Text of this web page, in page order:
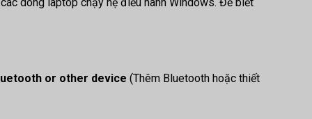
or other device (Thêm Bluetooth hoặc thiết